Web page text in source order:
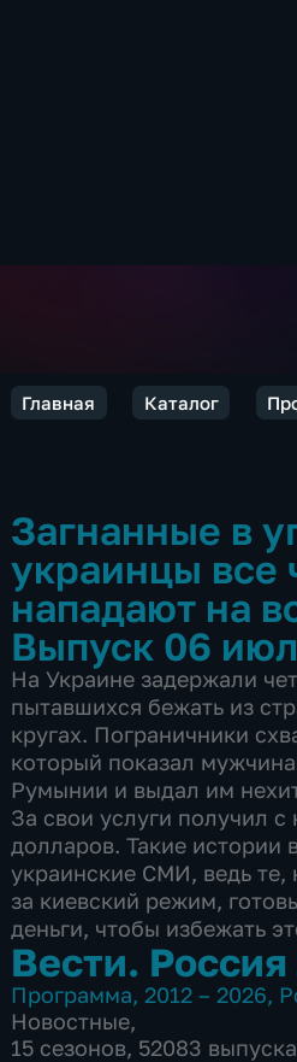
Главная Каталог
Загнанные в
украинцы все
нападают на
Выпуск 06
На Украине задержали
пытавшихся бежать из
кругах. Пограничники
который показал
Румынии и выдал им
За свои услуги получил
долларов. Такие истории
украинские СМИ, ведь те,
за киевский режим,
деньги, чтобы избежать
Вести. Россия
Программа, 2012 – 2026,
Новостные,
15 сезонов, 52083 выпуска